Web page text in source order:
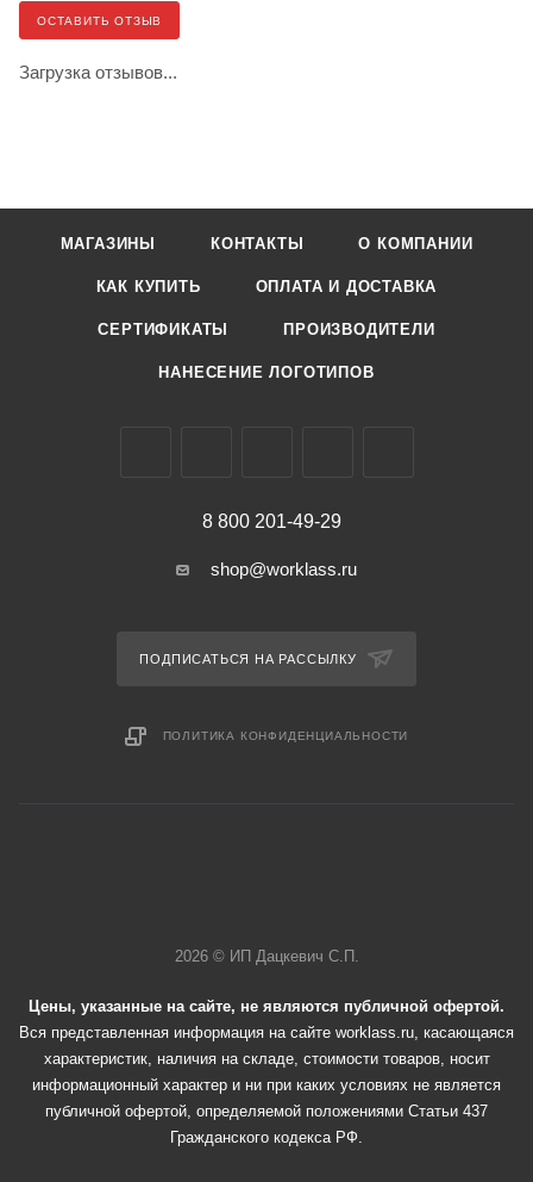
ОСТАВИТЬ ОТЗЫВ
Загрузка отзывов...
МАГАЗИНЫ КОНТАКТЫ О КОМПАНИИ
КАК КУПИТЬ ОПЛАТА И ДОСТАВКА
СЕРТИФИКАТЫ ПРОИЗВОДИТЕЛИ
НАНЕСЕНИЕ ЛОГОТИПОВ
8 800 201-49-29
shop@worklass.ru
ПОДПИСАТЬСЯ НА РАССЫЛКУ
ПОЛИТИКА КОНФИДЕНЦИАЛЬНОСТИ
2026 © ИП Дацкевич С.П.
Цены, указанные на сайте, не являются публичной офертой.
Вся представленная информация на сайте worklass.ru, касающаяся
характеристик, наличия на складе, стоимости товаров, носит
информационный характер и ни при каких условиях не является
публичной офертой, определяемой положениями Статьи 437
Гражданского кодекса РФ.